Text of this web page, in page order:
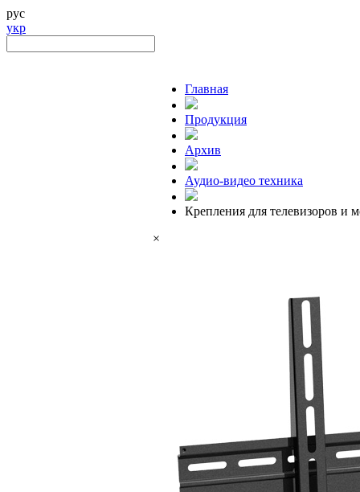
рус
укр
Главная
Продукция
Архив
Аудио-видео техника
Крепления для телевизоров и
×